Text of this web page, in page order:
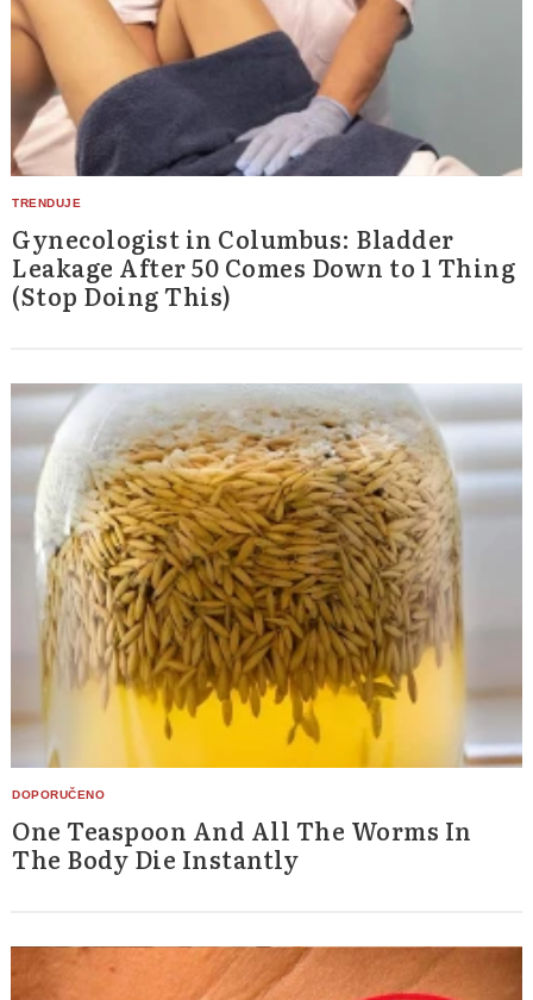
Gynecologist in Columbus: Bladder
Leakage After 50 Comes Down to 1 Thing
(Stop Doing This)
One Teaspoon And All The Worms In
The Body Die Instantly